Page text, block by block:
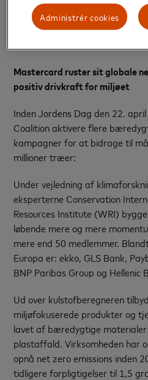
vigtigheden af ESG gør
lige ved forbrugerens
Mastercard ruster sit globale
positiv drivkraft for miljøet
Inden Jordens Dag den 22.
Coalition aktivere flere
kampagner for at bidrage til
millioner træer:
Under vejledning af
eksperterne Conservation
Resources Institute (WRI)
løbende mere og mere
mere end 50 medlemmer.
Europa er: ekko, GLS Bank,
BNP Paribas Group og Hellenic
Ud over kulstofberegneren
miljøfokuserede produkter og
lavet af bæredygtige
plastaffald. Virksomheden har
opnå net zero emissions inden
tidligere forpligtigelser til 1,5
Administrér cookies